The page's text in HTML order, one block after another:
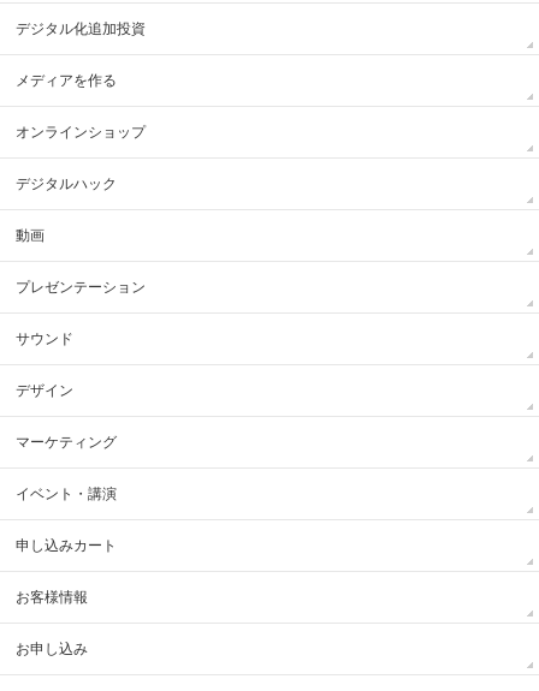
デジタル化追加投資
メディアを作る
オンラインショップ
デジタルハック
動画
プレゼンテーション
サウンド
デザイン
マーケティング
イベント・講演
申し込みカート
お客様情報
お申し込み